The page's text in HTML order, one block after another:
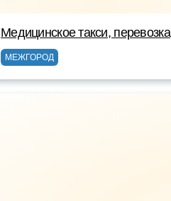
Медицинское такси, перевозка
МЕЖГОРОД